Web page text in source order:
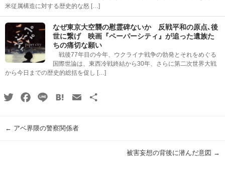
米従属構造に対する歴史的な怒 […]
なぜ東京大空襲の慰霊碑ないか 反戦平和の原点､後
世に繋げ 映画『ペーパーシティ』が追った遺族た
ちの痛切な願い
戦後77年目の今年、ウクライナ戦争の勃発とそれをめぐる
国際世論は、東西冷戦終結から30年、さらに第二次世界大戦
から今日までの歴史的総括を促し […]
TwitterFacebook
Line HatenaEmail
← アベ界隈の警察関係者
被害妄想の背後に潜んだ意図 →